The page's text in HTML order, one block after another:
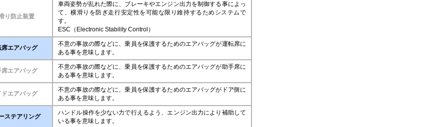
り防止装置
車両姿勢が乱れた際に、ブレーキやエンジン出力を制御する事によっ
て、横滑りを防ぎ走行安定性を可能な限り維持するためシステムで
す。
ESC（Electronic Stability Control）
席エアバッグ
不意の事故の際などに、乗員を保護するためのエアバッグが運転席に
ある事を意味します。
席エアバッグ
不意の事故の際などに、乗員を保護するためのエアバッグが助手席に
ある事を意味します。
ドエアバッグ
不意の事故の際などに、乗員を保護するためのエアバッグがドア側に
ある事を意味します。
ステアリング
ハンドル操作を少ない力で行えるよう、エンジン出力により補助して
いる事を意味します。